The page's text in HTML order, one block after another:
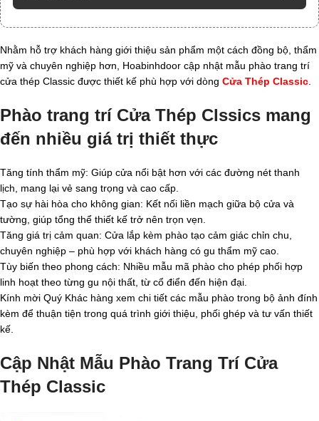
Nhằm hỗ trợ khách hàng giới thiệu sản phẩm một cách đồng bộ, thẩm
mỹ và chuyên nghiệp hơn, Hoabinhdoor cập nhật mẫu phào trang trí
cửa thép Classic được thiết kế phù hợp với dòng Cửa Thép Classic
Phào trang trí Cửa Thép Clssics mang
đến nhiều giá trị thiết thực
Tăng tính thẩm mỹ: Giúp cửa nổi bật hơn với các đường nét thanh
lịch, mang lại vẻ sang trọng và cao cấp.
Tạo sự hài hòa cho không gian: Kết nối liền mạch giữa bộ cửa và
tường, giúp tổng thể thiết kế trở nên trọn vẹn.
Tăng giá trị cảm quan: Cửa lắp kèm phào tạo cảm giác chỉn chu,
chuyên nghiệp – phù hợp với khách hàng có gu thẩm mỹ cao.
Tùy biến theo phong cách: Nhiều mẫu mã phào cho phép phối hợp
linh hoạt theo từng gu nội thất, từ cổ điển đến hiện đại.
Kính mời Quý Khác hàng xem chi tiết các mẫu phào trong bộ ảnh đính
kèm để thuận tiện trong quá trình giới thiệu, phối ghép và tư vấn thiết
kế.
Cập Nhật Mẫu Phào Trang Trí Cửa
Thép Classic